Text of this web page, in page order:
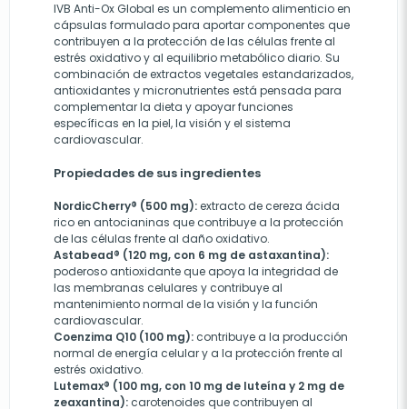
IVB Anti-Ox Global es un complemento alimenticio en
cápsulas formulado para aportar componentes que
contribuyen a la protección de las células frente al
estrés oxidativo y al equilibrio metabólico diario. Su
combinación de extractos vegetales estandarizados,
antioxidantes y micronutrientes está pensada para
complementar la dieta y apoyar funciones
específicas en la piel, la visión y el sistema
cardiovascular.
Propiedades de sus ingredientes
NordicCherry® (500 mg):extracto de cereza ácida
rico en antocianinas que contribuye a la protección
de las células frente al daño oxidativo.
Astabead® (120 mg, con 6 mg de astaxantina):
poderoso antioxidante que apoya la integridad de
las membranas celulares y contribuye al
mantenimiento normal de la visión y la función
cardiovascular.
Coenzima Q10 (100 mg): contribuye a la producción
normal de energía celular y a la protección frente al
estrés oxidativo.
Lutemax® (100 mg, con 10 mg de luteína y 2 mg de
zeaxantina): carotenoides que contribuyen al